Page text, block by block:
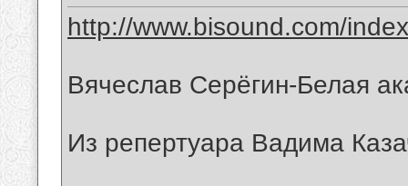
http://www.bisound.com/
Вячеслав Серёгин-Белая
Из репертуара Вадима